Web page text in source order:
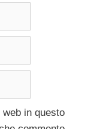
in questo